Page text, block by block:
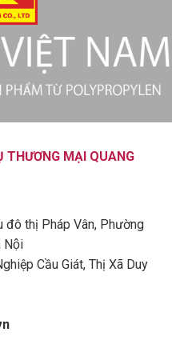
THƯƠNG MẠI QUANG
đô thị Pháp Vân, Phường
Nội
Cầu Giát, Thị Xã Duy